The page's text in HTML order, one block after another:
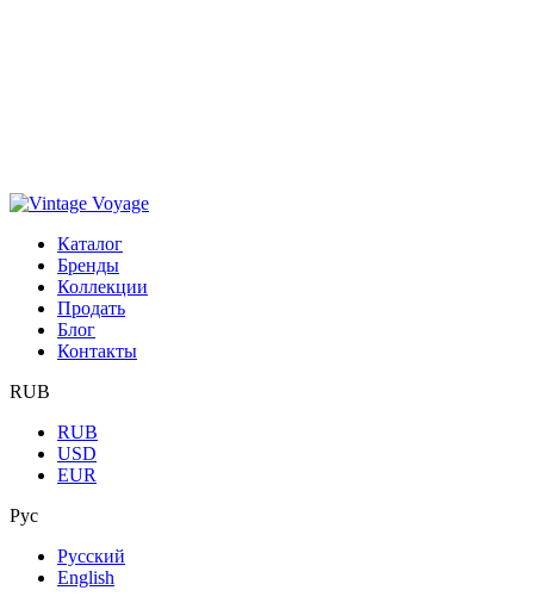
Каталог
Бренды
Коллекции
Продать
Блог
Контакты
RUB
RUB
USD
EUR
Рус
Русский
English